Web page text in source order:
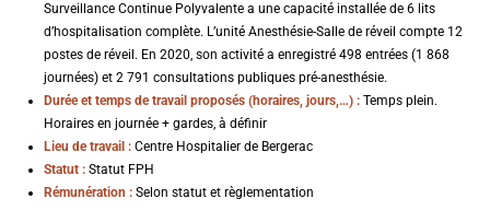
Surveillance Continue Polyvalente a une capacité installée de 6 lits
d’hospitalisation complète. L’unité Anesthésie-Salle de réveil compte 12
postes de réveil. En 2020, son activité a enregistré 498 entrées (1 868
journées) et 2 791 consultations publiques pré-anesthésie.
Durée et temps de travail proposés (horaires, jours,…) : Temps plein.
Horaires en journée + gardes, à définir
Lieu de travail : Centre Hospitalier de Bergerac
Statut : Statut FPH
Rémunération : Selon statut et règlementation